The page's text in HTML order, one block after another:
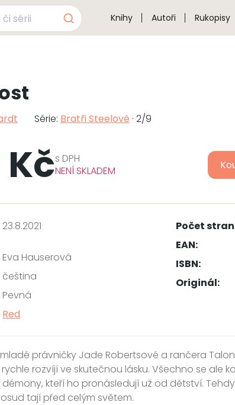
Knihy Autoři Rukopisy
Série: Bratři Steelové · 2/9
s DPH
NENÍ SKLADEM
23.8.2021
Eva Hauserová
čeština
Pevná
Počet
EAN:
ISBN:
Originál:
Red
právničky Jade Robertsové a rančera
rozvíjí ve skutečnou lásku. Všechno se ale
démony, kteří ho pronásledují už od dětství.
tají před celým světem.